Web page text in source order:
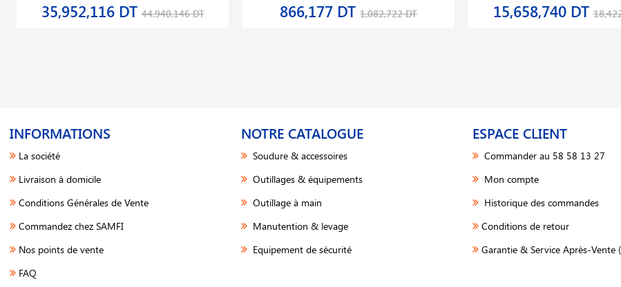
35,952,116 DT44,940,146 DT 866,177 DT 1,082,722 DT 15,658,740 DT
INFORMATIONS
La société
Livraison à domicile
Conditions Générales de Vente
Commandez chez SAMFI
Nos points de vente
FAQ
NOTRE CATALOGUE
Soudure & accessoires
Outillages & équipements
Outillage à main
Manutention & levage
Equipement de sécurité
ESPACE CLIENT
Commander au 58 58 13 27
Mon compte
Historique des commandes
Conditions de retour
Garantie & Service Après-Vente